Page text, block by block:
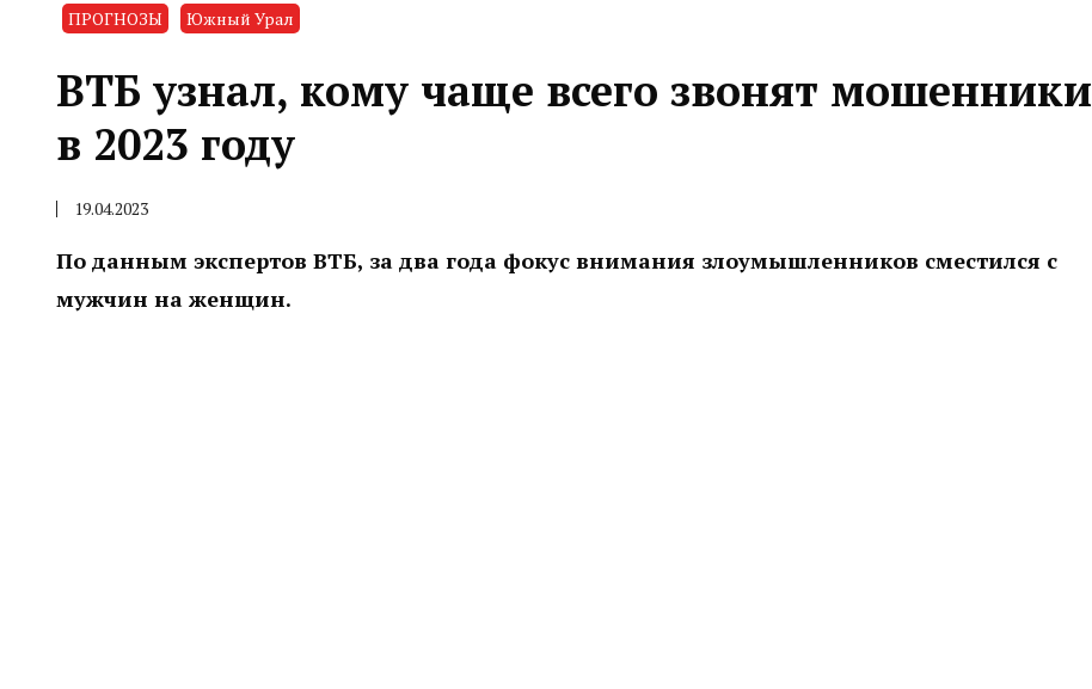
ПРОГНОЗЫ Южный Урал
ВТБ узнал, кому чаще всего звонят мошенники
в 2023 году
19.04.2023
По данным экспертов ВТБ, за два года фокус внимания злоумышленников сместился с
мужчин на женщин.